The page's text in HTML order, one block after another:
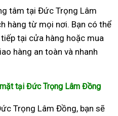
tâm tại Đức Trọng Lâm
hàng từ mọi nơi. Bạn có thể
tại cửa hàng hoặc mua
hàng an toàn và nhanh
tại Đức Trọng Lâm Đồng
Trọng Lâm Đồng, bạn sẽ